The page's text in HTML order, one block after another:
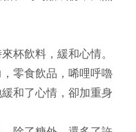
杯飲料，緩和心情。
零食飲品，唏哩呼嚕
和了心情，卻加重身